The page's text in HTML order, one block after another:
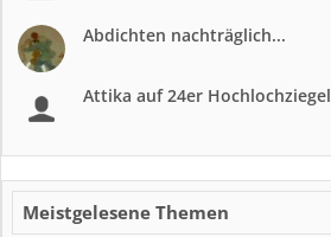
Abdichten nachträglich...
Attika auf 24er Hochlochziegel
Meistgelesene Themen